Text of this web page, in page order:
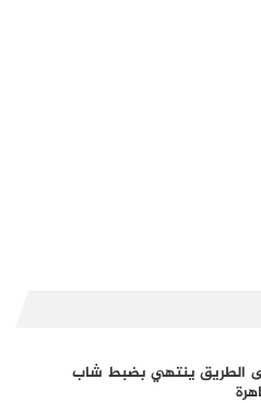
الطريق ينتهي بضبط شاب